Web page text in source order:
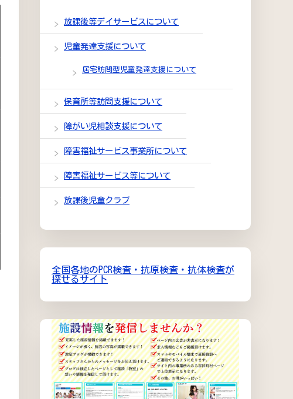
放課後等デイサービスについて
児童発達支援について
居宅訪問型児童発達支援について
保育所等訪問支援について
障がい児相談支援について
障害福祉サービス事業所について
障害福祉サービス等について
放課後児童クラブ
全国各地のPCR検査・抗原検査・抗体検査が
探せるサイト